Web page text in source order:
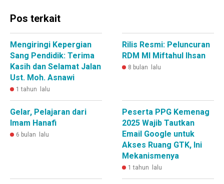
Pos terkait
Mengiringi Kepergian
Sang Pendidik: Terima
Kasih dan Selamat Jalan
Ust. Moh. Asnawi
1 tahun lalu
Rilis Resmi: Peluncuran
RDM MI Miftahul Ihsan
8 bulan lalu
Gelar, Pelajaran dari
Imam Hanafi
6 bulan lalu
Peserta PPG Kemenag
2025 Wajib Tautkan
Email Google untuk
Akses Ruang GTK, Ini
Mekanismenya
1 tahun lalu